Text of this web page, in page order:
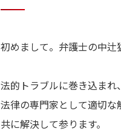
初めまして。弁護士の中辻
法的トラブルに巻き込まれ
法律の専門家として適切な
共に解決して参ります。